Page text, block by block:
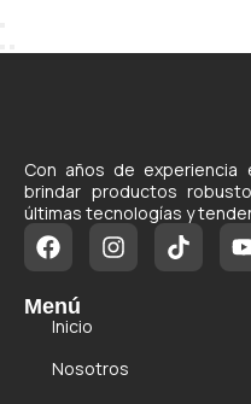
Con años de experiencia
brindar productos
últimas tecnologías y
Menú
Inicio
Nosotros